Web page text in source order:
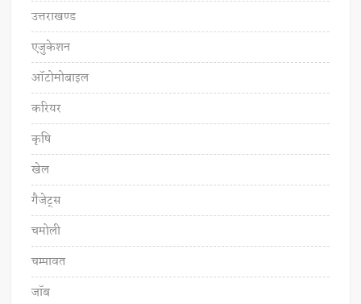
उत्तराखण्ड
एजुकेशन
ऑटोमोबाइल
करियर
कृषि
खेल
गैजेट्स
चमोली
चम्पावत
जॉब